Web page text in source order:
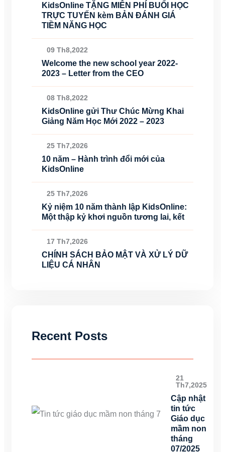
KidsOnline TẶNG MIỄN PHÍ BUỔI HỌC
TRỰC TUYẾN kèm BẢN ĐÁNH GIÁ
TIỀM NĂNG HỌC
09 Th8,2022
Welcome the new school year 2022-
2023 – Letter from the CEO
08 Th8,2022
KidsOnline gửi Thư Chúc Mừng Khai
Giảng Năm Học Mới 2022 – 2023
25 Th7,2026
10 năm – Hành trình đổi mới của
KidsOnline
25 Th7,2026
Kỷ niệm 10 năm thành lập KidsOnline:
Một thập kỷ khơi nguồn tương lai, kết
17 Th7,2026
CHÍNH SÁCH BẢO MẬT VÀ XỬ LÝ DỮ
LIỆU CÁ NHÂN
Recent Posts
21
Th7,2025
Cập nhật
tin tức
Giáo dục
mầm non
tháng
07/2025